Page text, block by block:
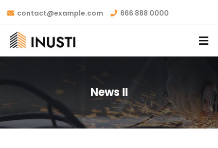
contact@example.com 666 888 0000
News II